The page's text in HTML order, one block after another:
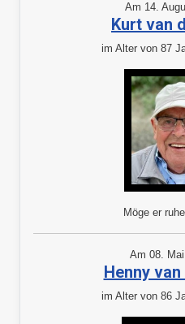
Am 14.
Kurt van
im Alter von 87
Möge er
Am 08.
Henny
im Alter von 86